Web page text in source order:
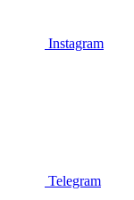
Instagram
Telegram